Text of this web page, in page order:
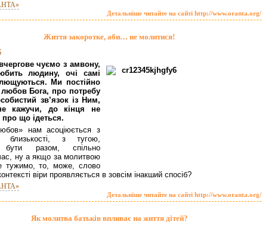
Детальніше читайте на сайті http://www.oranta.org/
Життя закоротке, аби… не молитися!
чуємо з амвону,
людину, очі самі
Ми постійно
Бога, про потребу
зв’язок із Ним,
кажучи, до кінця не
що ідеться.
нам асоціюється з
близькості, з тугою,
бути разом, спільно
ну а якщо за молитвою
тужимо, то, може, слово
віри проявляється в зовсім інакший спосіб?
Детальніше читайте на сайті http://www.oranta.org/
Як молитва батьків впливає на життя дітей?